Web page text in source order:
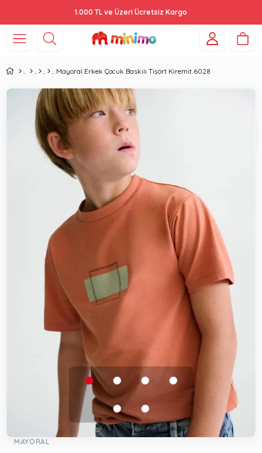
1.000 TL ve Üzeri Ücretsiz Kargo
Mayoral Erkek Çocuk Baskılı Tişört Kiremit 6028
MAYORAL